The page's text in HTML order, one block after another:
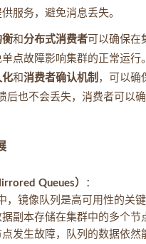
服务，避免消息丢失。
衡和分布式消费者可以确保在
点故障影响集群的正常运行
化和消费者确认机制 ，可以确
后也不会丢失，消费者可以
Queues）
：
，镜像队列是高可用性的关
副本存储在集群中的多个节
发生故障，队列的数据依然